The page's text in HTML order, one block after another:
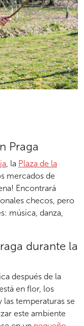
Praga
, la Plaza de la
mercados de
Encontrará
checos, pero
música, danza,
durante la
después de la
en flor, los
las temperaturas se
este ambiente